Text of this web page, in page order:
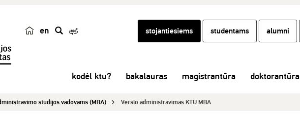
en
k
stojantiesiems studentams alumni
kodėl ktu? bakalauras magistrantūra doktorantūra
studijos vadovams (MBA) Verslo administravimas KTU MBA